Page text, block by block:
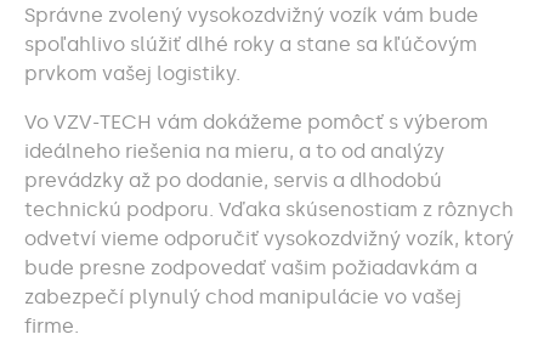
Správne zvolený vysokozdvižný vozík vám bude
spoľahlivo slúžiť dlhé roky a stane sa kľúčovým
prvkom vašej logistiky.
Vo VZV-TECH vám dokážeme pomôcť s výberom
ideálneho riešenia na mieru, a to od analýzy
prevádzky až po dodanie, servis a dlhodobú
technickú podporu. Vďaka skúsenostiam z rôznych
odvetví vieme odporučiť vysokozdvižný vozík, ktorý
bude presne zodpovedať vašim požiadavkám a
zabezpečí plynulý chod manipulácie vo vašej
firme.